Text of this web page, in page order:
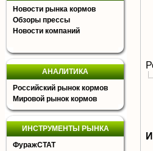
Новости рынка кормов
Обзоры прессы
Новости компаний
АНАЛИТИКА
Российский рынок кормов
Мировой рынок кормов
ИНСТРУМЕНТЫ РЫНКА
ФуражСТАТ